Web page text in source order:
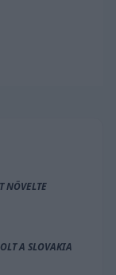
NÖVELTE
A SLOVAKIA